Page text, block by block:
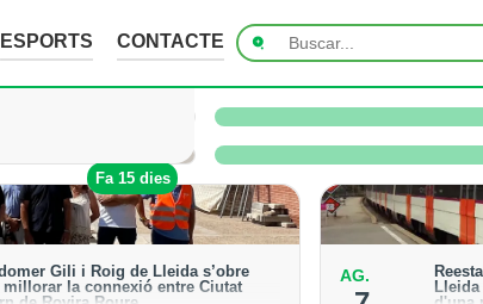
ESPORTS CONTACTE
a Raimat, però la verema no pateix
Fa 15 dies
Gili i Roig de Lleida s’obre
la connexió entre Ciutat
AG.